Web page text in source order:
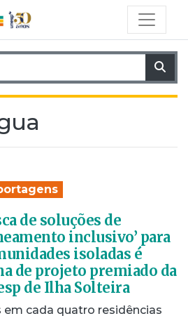
de soluções de
inclusivo’ para
isoladas é
de projeto premiado da
de Ilha Solteira
em cada quatro residências